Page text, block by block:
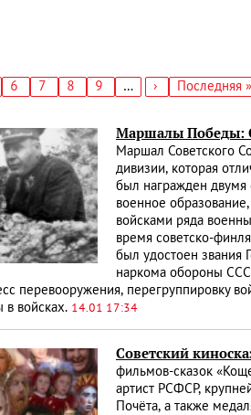
Страница
6 Страница
7 Страница
8 Страница
9 …
Следующая
›
Последняя
Последняя »
Маршалы Победы:
Маршал Советского
дивизии, которая
был награжден
военное
войсками ряда
время советско-
был удостоен звания
наркома обороны
перевооружения, перегруппировку
в войсках. 14.01 17:34
Советский
фильмов-сказок
артист РСФСР,
Почёта, а также